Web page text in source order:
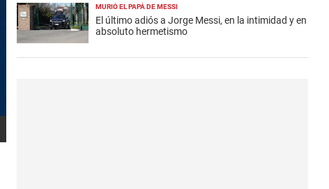
MURIÓ EL PAPÁ DE MESSI
El último adiós a Jorge Messi, en la intimidad y en
absoluto hermetismo